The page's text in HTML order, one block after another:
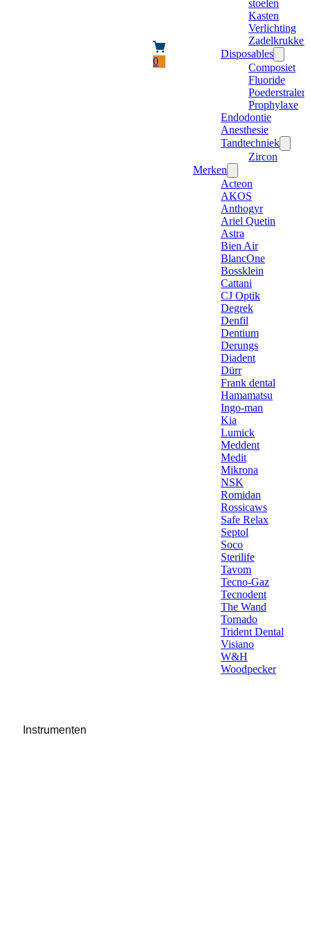
0
stoelen
Kasten
Verlichting
Zadelkrukken
Disposables
Composiet
Fluoride
Poederstraler
Prophylaxe
Endodontie
Anesthesie
Tandtechniek
Zircon
Merken
Acteon
AKOS
Anthogyr
Ariel Quetin
Astra
Bien Air
BlancOne
Bossklein
Cattani
CJ Optik
Degrek
Denfil
Dentium
Derungs
Diadent
Dürr
Frank dental
Hamamatsu
Ingo-man
Kia
Lumick
Meddent
Medit
Mikrona
NSK
Romidan
Rossicaws
Safe Relax
Septol
Soco
Sterilife
Tavom
Tecno-Gaz
Tecnodent
The Wand
Tornado
Trident Dental
Visiano
W&H
Woodpecker
Instrumenten